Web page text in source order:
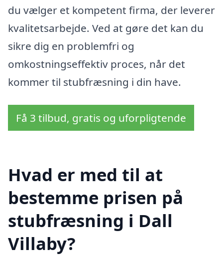
du vælger et kompetent firma, der leverer
kvalitetsarbejde. Ved at gøre det kan du
sikre dig en problemfri og
omkostningseffektiv proces, når det
kommer til stubfræsning i din have.
Få 3 tilbud, gratis og uforpligtende
Hvad er med til at
bestemme prisen på
stubfræsning i Dall
Villaby?